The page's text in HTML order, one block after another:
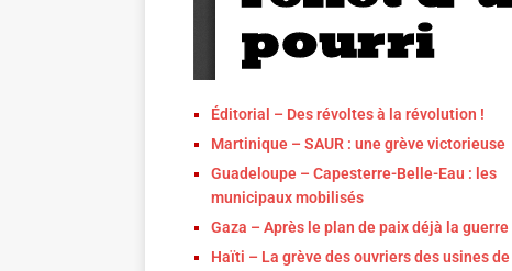
Éditorial – Des révoltes à la révolution !
Martinique – SAUR : une grève victorieuse
Guadeloupe – Capesterre-Belle-Eau : les
municipaux mobilisés
Gaza – Après le plan de paix déjà la guerre
Haïti – La grève des ouvriers des usines de